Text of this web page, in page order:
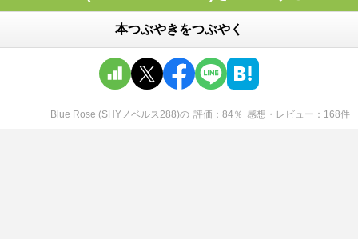
本つぶやきをつぶやく
Blue Rose (SHYノベルス288)の 評価 84％ 感想・レビュー 168件